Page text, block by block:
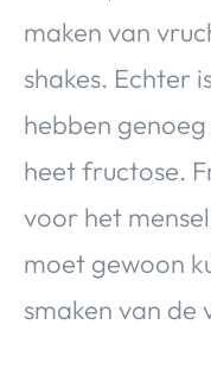
maken van
shakes. Echter
hebben
heet fructose.
voor het
moet gewoon
smaken van de